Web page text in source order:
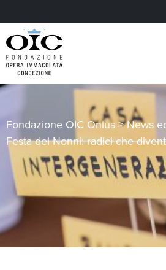
Fondazione OIC Onlus >News
Festa dei Nonni: radici che